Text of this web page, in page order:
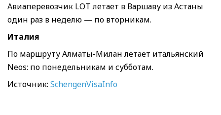
Авиаперевозчик LOT летает в Варшаву из Астаны
один раз в неделю — по вторникам.
Италия
По маршруту Алматы-Милан летает итальянский
Neos: по понедельникам и субботам.
Источник: SchengenVisaInfo